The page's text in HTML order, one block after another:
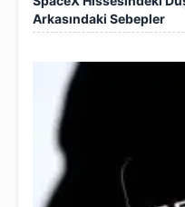
Arkasındaki Sebepler